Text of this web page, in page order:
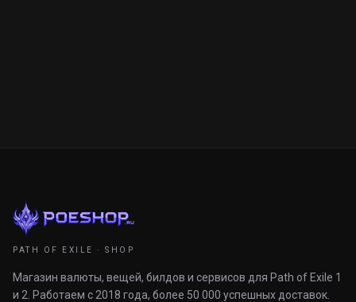
PATH OF EXILE · SHOP
Магазин валюты, вещей, билдов и сервисов для Path of Exile 1
и 2. Работаем с 2018 года, более 50 000 успешных доставок.